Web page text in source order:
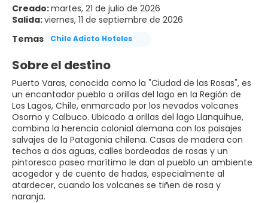
Creado:martes, 21 de julio de 2026
Salida:viernes, 11 de septiembre de 2026
Temas
Chile Adicto Hoteles
Sobre el destino
Puerto Varas, conocida como la "Ciudad de las Rosas", es
un encantador pueblo a orillas del lago en la Región de
Los Lagos, Chile, enmarcado por los nevados volcanes
Osorno y Calbuco. Ubicado a orillas del lago Llanquihue,
combina la herencia colonial alemana con los paisajes
salvajes de la Patagonia chilena. Casas de madera con
techos a dos aguas, calles bordeadas de rosas y un
pintoresco paseo marítimo le dan al pueblo un ambiente
acogedor y de cuento de hadas, especialmente al
atardecer, cuando los volcanes se tiñen de rosa y
naranja.